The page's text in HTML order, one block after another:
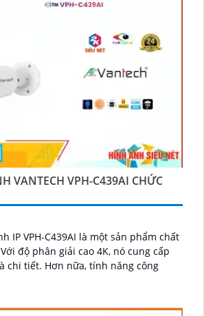
VANTECH VPH-C439AI CHỨC
IP VPH-C439AI là một sản phẩm chất
tính năng công